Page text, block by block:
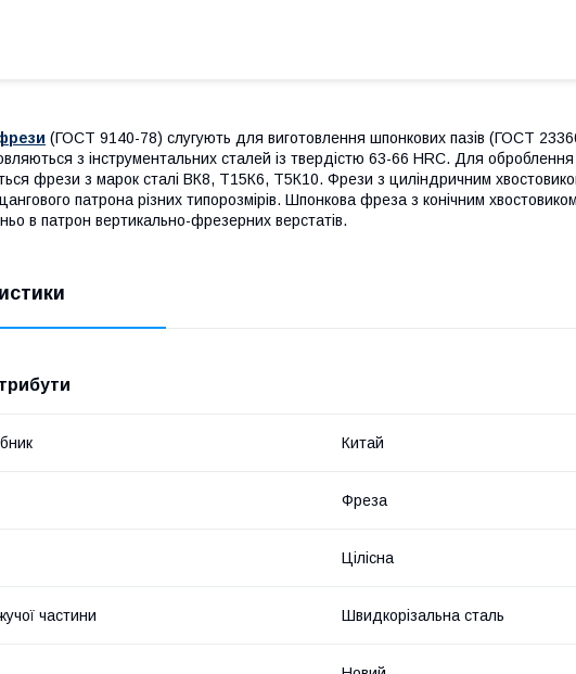
(ГОСТ 9140-78) слугують для виготовлення шпонкових пазів (ГОСТ
з інструментальних сталей із твердістю 63-66 HRC. Для
фрези з марок сталі ВК8, Т15К6, Т5К10. Фрези з циліндричним
патрона різних типорозмірів. Шпонкова фреза з конічним
в патрон вертикально-фрезерних верстатів.
Китай
Фреза
Цілісна
частини Швидкорізальна сталь